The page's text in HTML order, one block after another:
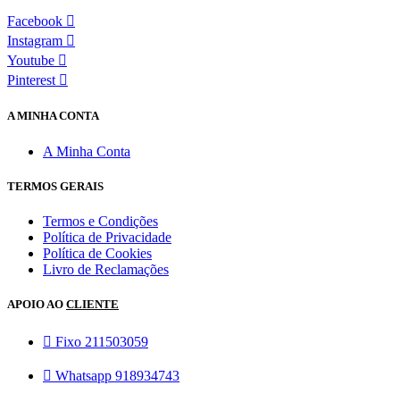
Facebook
Instagram
Youtube
Pinterest
A MINHA CONTA
A Minha Conta
TERMOS GERAIS
Termos e Condições
Política de Privacidade
Política de Cookies
Livro de Reclamações
APOIO AO CLIENTE
Fixo 211503059
Whatsapp 918934743